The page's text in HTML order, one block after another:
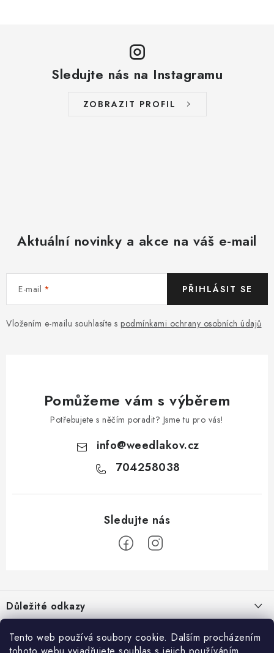
Tento web používá soubory cookie. Dalším procházením
Sledujte nás na Instagramu
ZOBRAZIT PROFIL
Aktuální novinky a akce na váš e-mail
E-mail
Vložením e-mailu souhlasíte s podmínkami ochrany osobních údajů
PŘIHLÁSIT SE
Pomůžeme vám s výběrem
Potřebujete s něčím poradit? Jsme tu pro vás!
info@weedlakov.cz
704258038
p
a
Důležité odkazy
Možná by tě zajímalo